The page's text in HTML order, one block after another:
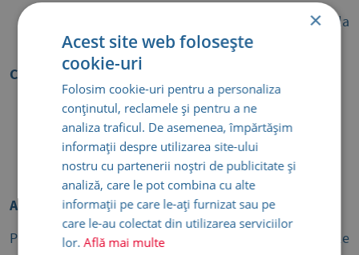
Reacții clinice repetate în contextul expunerii la
un alergen indică posibilitatea alergiei.
Cum pot fi diagnosticate?
Consult alergologic – anamneză
Teste cutanate
Teste serologice
Alergiile sezoniere și principalele lor semne
Plantele produc polenuri în diverse sezoane, iar unele
×
Acest site web folosește
cookie-uri
Folosim cookie-uri pentru a personaliza
conținutul, reclamele și pentru a ne
analiza traficul. De asemenea, împărtășim
informații despre utilizarea site-ului
nostru cu partenerii noștri de publicitate și
analiză, care le pot combina cu alte
informații pe care le-ați furnizat sau pe
care le-au colectat din utilizarea serviciilor
lor.Află mai multe